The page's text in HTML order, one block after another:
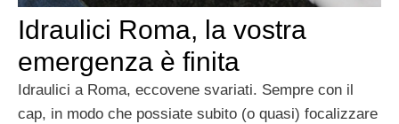
Idraulici Roma, la vostra
emergenza è finita
Idraulici a Roma, eccovene svariati. Sempre con il
cap, in modo che possiate subito (o quasi) focalizzare